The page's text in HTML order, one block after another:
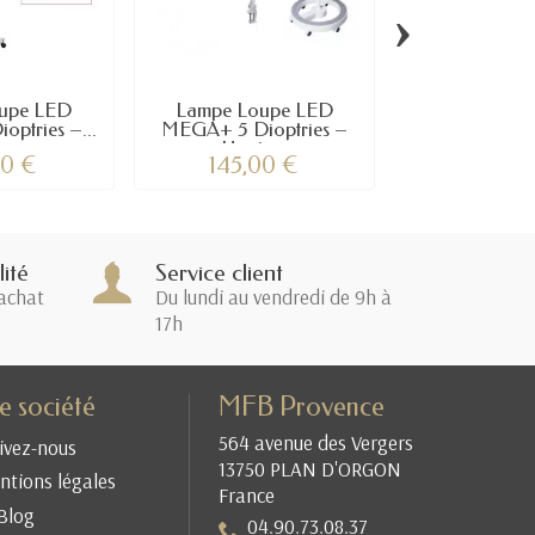
LED
–...
€
Lampe Loupe LED
MEGA+ 5 Dioptries –
Haute...
145,00 €
›
Service client
Du lundi au vendredi de 9h à
17h
société
nous
légales
MFB Provence
564 avenue des Vergers
13750 PLAN D'ORGON
France
04.90.73.08.37